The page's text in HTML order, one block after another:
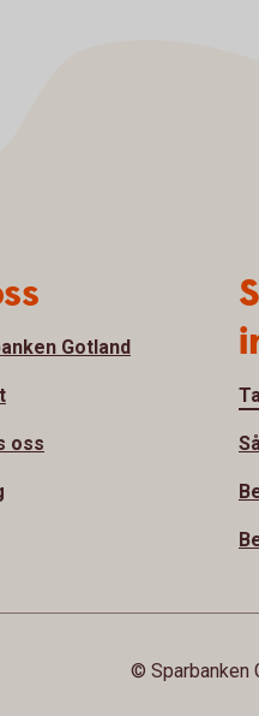
Gotland
oss
© Sparbanken